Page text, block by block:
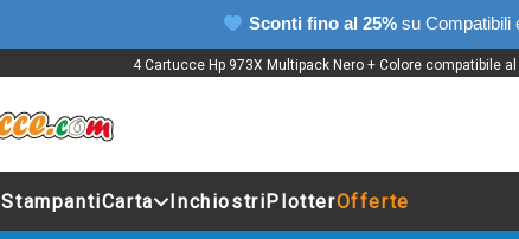
Sconti fino al 25% su Compatibili
4 Cartucce Hp 973X Multipack Nero + Colore compatibile
StampantiCarta InchiostriPlotterOfferte